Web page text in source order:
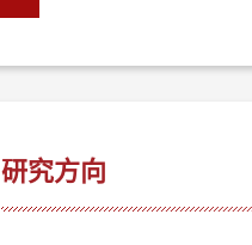
研究方向